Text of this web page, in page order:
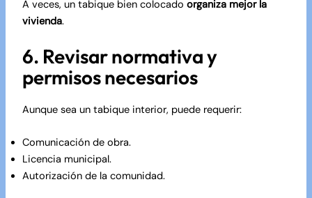
A veces, un tabique bien colocado organiza mejor la
vivienda.
6. Revisar normativa y
permisos necesarios
Aunque sea un tabique interior, puede requerir:
Comunicación de obra.
Licencia municipal.
Autorización de la comunidad.